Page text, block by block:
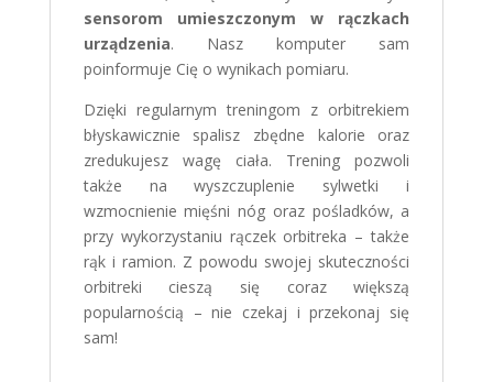
sensorom umieszczonym w rączkach
urządzenia. Nasz komputer sam
poinformuje Cię o wynikach pomiaru.
Dzięki regularnym treningom z orbitrekiem
błyskawicznie spalisz zbędne kalorie oraz
zredukujesz wagę ciała. Trening pozwoli
także na wyszczuplenie sylwetki i
wzmocnienie mięśni nóg oraz pośladków, a
przy wykorzystaniu rączek orbitreka – także
rąk i ramion. Z powodu swojej skuteczności
orbitreki cieszą się coraz większą
popularnością – nie czekaj i przekonaj się
sam!